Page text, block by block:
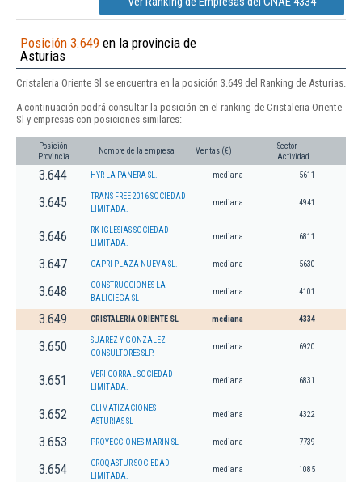
Posición 3.649 en la provincia de
Asturias
Cristaleria Oriente Sl se encuentra en la posición 3.649 del Ranking de Asturias.
A continuación podrá consultar la posición en el ranking de Cristaleria Oriente
Sl y empresas con posiciones similares:
Posición
Provincia
Nombre de la empresa Ventas (€)
Sector
Actividad
3.644 HYR LA PANERA SL. mediana 5611
3.645
TRANS FREE 2016 SOCIEDAD
LIMITADA.
mediana 4941
3.646
RK IGLESIAS SOCIEDAD
LIMITADA.
mediana 6811
3.647 CAPRI PLAZA NUEVA SL. mediana 5630
3.648
CONSTRUCCIONES LA
BALICIEGA SL
mediana 4101
3.649 CRISTALERIA ORIENTE SL mediana 4334
3.650
SUAREZ Y GONZALEZ
CONSULTORES SLP.
mediana 6920
3.651
VERI CORRAL SOCIEDAD
LIMITADA.
mediana 6831
3.652
CLIMATIZACIONES
ASTURIAS SL
mediana 4322
3.653 PROYECCIONES MARIN SL mediana 7739
3.654
CROQASTUR SOCIEDAD
LIMITADA.
mediana 1085